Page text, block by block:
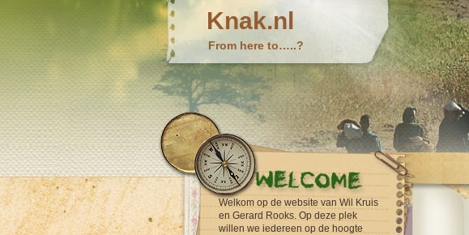
Knak.nl
From here to…..?
Welkom op de website van Wil Kruis
en Gerard Rooks. Op deze plek
willen we iedereen op de hoogte